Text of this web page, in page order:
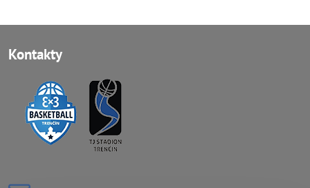
Kontakty